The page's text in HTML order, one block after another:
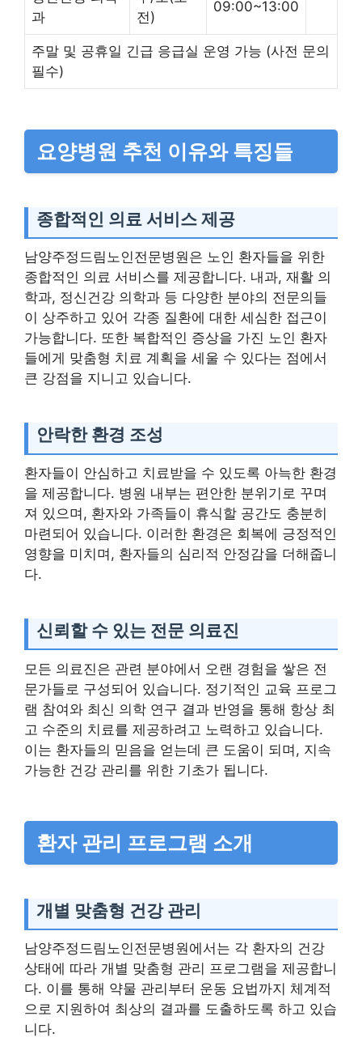
과
전)
09:00~13:00
주말 및 공휴일 긴급 응급실 운영 가능 (사전 문의
필수)
요양병원 추천 이유와 특징들
종합적인 의료 서비스 제공
남양주정드림노인전문병원은 노인 환자들을 위한
종합적인 의료 서비스를 제공합니다. 내과, 재활 의
학과, 정신건강 의학과 등 다양한 분야의 전문의들
이 상주하고 있어 각종 질환에 대한 세심한 접근이
가능합니다. 또한 복합적인 증상을 가진 노인 환자
들에게 맞춤형 치료 계획을 세울 수 있다는 점에서
큰 강점을 지니고 있습니다.
안락한 환경 조성
환자들이 안심하고 치료받을 수 있도록 아늑한 환경
을 제공합니다. 병원 내부는 편안한 분위기로 꾸며
져 있으며, 환자와 가족들이 휴식할 공간도 충분히
마련되어 있습니다. 이러한 환경은 회복에 긍정적인
영향을 미치며, 환자들의 심리적 안정감을 더해줍니
다.
신뢰할 수 있는 전문 의료진
모든 의료진은 관련 분야에서 오랜 경험을 쌓은 전
문가들로 구성되어 있습니다. 정기적인 교육 프로그
램 참여와 최신 의학 연구 결과 반영을 통해 항상 최
고 수준의 치료를 제공하려고 노력하고 있습니다.
이는 환자들의 믿음을 얻는데 큰 도움이 되며, 지속
가능한 건강 관리를 위한 기초가 됩니다.
환자 관리 프로그램 소개
개별 맞춤형 건강 관리
남양주정드림노인전문병원에서는 각 환자의 건강
상태에 따라 개별 맞춤형 관리 프로그램을 제공합니
다. 이를 통해 약물 관리부터 운동 요법까지 체계적
으로 지원하여 최상의 결과를 도출하도록 하고 있습
니다.